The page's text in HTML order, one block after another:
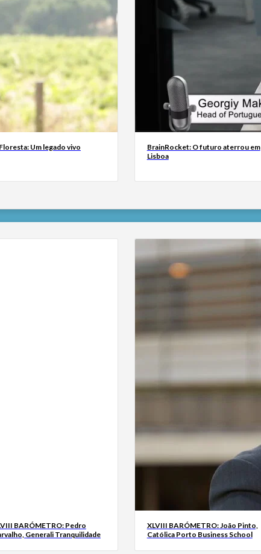
Um legado vivo
BrainRocket: O futuro aterrou em
Lisboa
BARÓMETRO: Pedro
Generali Tranquilidade
XLVIII BARÓMETRO: João Pinto,
Católica Porto Business School